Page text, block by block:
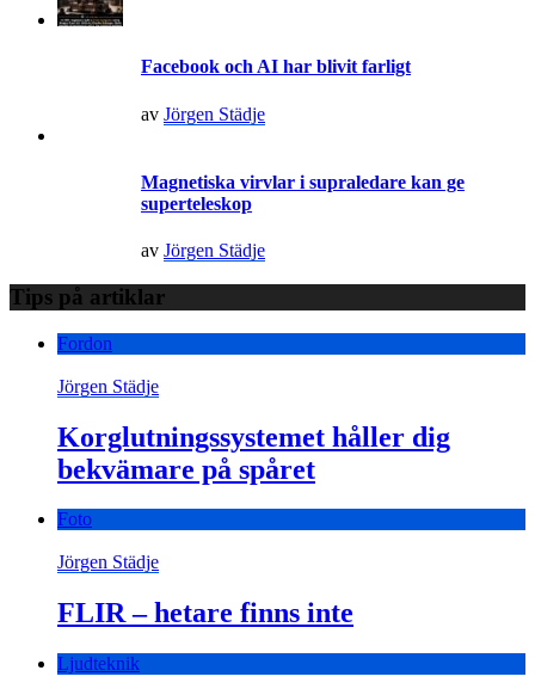
Facebook och AI har blivit farligt
av Jörgen Städje
Magnetiska virvlar i supraledare kan ge
superteleskop
av Jörgen Städje
Tips på artiklar
Fordon
Jörgen Städje
Korglutningssystemet håller dig
bekvämare på spåret
Foto
Jörgen Städje
FLIR – hetare finns inte
Ljudteknik